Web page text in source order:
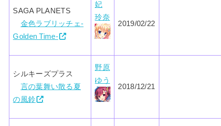
SAGA PLANETS
金色ラブリッチェ-
Golden Time-
妃
玲奈
2019/02/22
シルキーズプラス
言の葉舞い散る夏
の風鈴
野原
ゆう
2018/12/21